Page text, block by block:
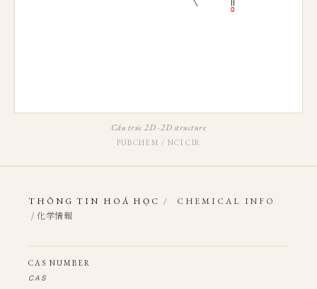
Cấu trúc 2D · 2D structure
PUBCHEM / NCI CIR
THÔNG TIN HOÁ HỌC / CHEMICAL INFO
/ 化学情報
CAS NUMBER
CAS